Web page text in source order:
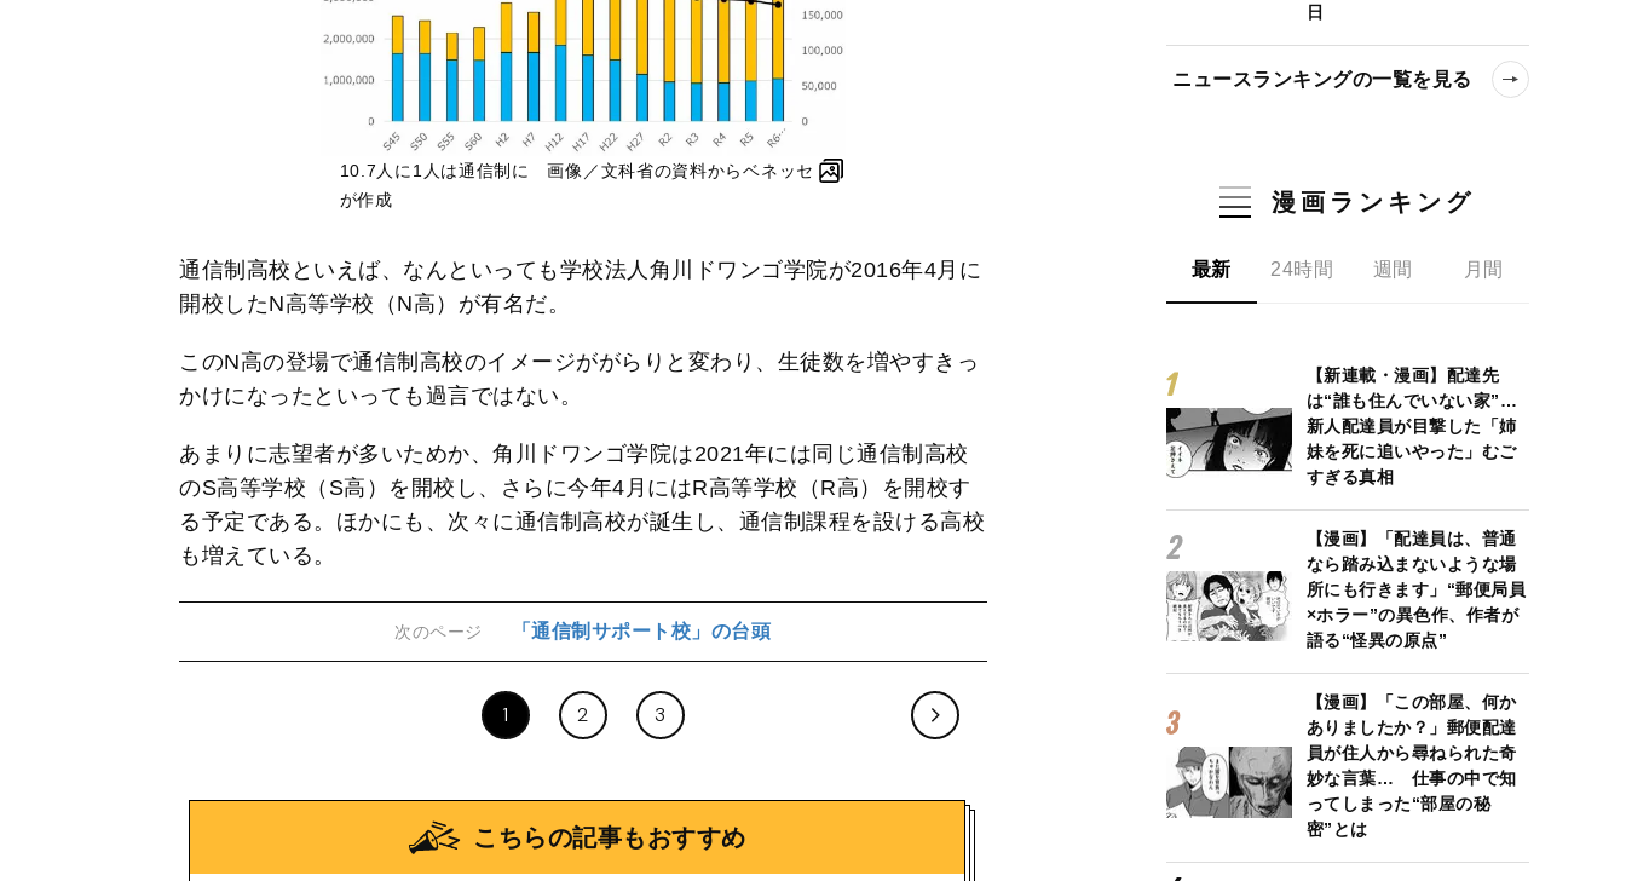
10.7人に1人は通信制に 画像／文科省の資料からベネッセ
が作成
通信制高校といえば、なんといっても学校法人角川ドワンゴ学院が2016年4月に
開校したN高等学校（N高）が有名だ。
このN高の登場で通信制高校のイメージががらりと変わり、生徒数を増やすきっ
かけになったといっても過言ではない。
あまりに志望者が多いためか、角川ドワンゴ学院は2021年には同じ通信制高校
のS高等学校（S高）を開校し、さらに今年4月にはR高等学校（R高）を開校す
る予定である。ほかにも、次々に通信制高校が誕生し、通信制課程を設ける高校
も増えている。
次のページ 「通信制サポート校」の台頭
1 2 3
こちらの記事もおすすめ
日
ニュースランキングの一覧を見る
漫画ランキング
最新 24時間 週間 月間
【新連載・漫画】配達先
は“誰も住んでいない家”…
新人配達員が目撃した「姉
妹を死に追いやった」むご
すぎる真相
【漫画】「配達員は、普通
なら踏み込まないような場
所にも行きます」“郵便局員
×ホラー”の異色作、作者が
語る“怪異の原点”
【漫画】「この部屋、何か
ありましたか？」郵便配達
員が住人から尋ねられた奇
妙な言葉… 仕事の中で知
ってしまった“部屋の秘
密”とは